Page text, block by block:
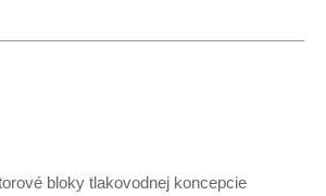
bloky tlakovodnej koncepcie